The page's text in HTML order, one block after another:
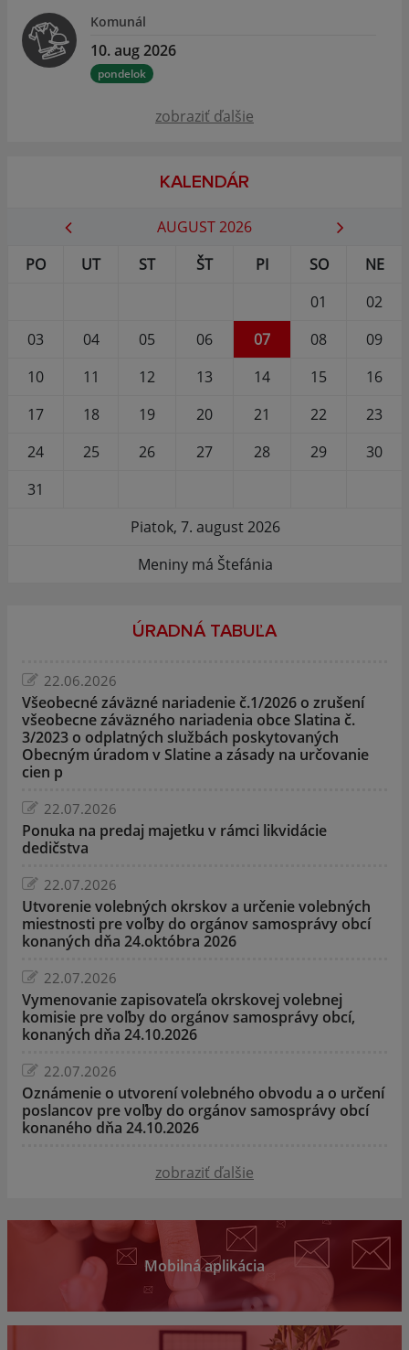
Komunál
10. aug 2026
pondelok
zobraziť ďalšie
KALENDÁR
AUGUST 2026
PO
UT ST ŠT PI SO
NE
01
02
03
04 05 06 07 08
09
10
11 12 13 14 15
16
17
18 19 20 21 22
23
24
25 26 27 28 29
30
31
Piatok, 7. august 2026
Meniny má Štefánia
ÚRADNÁ TABUĽA
22.06.2026
Všeobecné záväzné nariadenie č.1/2026 o zrušení
všeobecne záväzného nariadenia obce Slatina č.
3/2023 o odplatných službách poskytovaných
Obecným úradom v Slatine a zásady na určovanie
cien p
22.07.2026
Ponuka na predaj majetku v rámci likvidácie
dedičstva
22.07.2026
Utvorenie volebných okrskov a určenie volebných
miestnosti pre voľby do orgánov samosprávy obcí
konaných dňa 24.októbra 2026
22.07.2026
Vymenovanie zapisovateľa okrskovej volebnej
komisie pre voľby do orgánov samosprávy obcí,
konaných dňa 24.10.2026
22.07.2026
Oznámenie o utvorení volebného obvodu a o určení
poslancov pre voľby do orgánov samosprávy obcí
konaného dňa 24.10.2026
zobraziť ďalšie
Mobilná aplikácia